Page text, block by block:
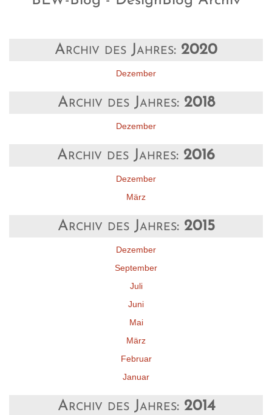
Archiv des Jahres: 2020
Dezember
Archiv des Jahres: 2018
Dezember
Archiv des Jahres: 2016
Dezember
März
Archiv des Jahres: 2015
Dezember
September
Juli
Juni
Mai
März
Februar
Januar
Archiv des Jahres: 2014